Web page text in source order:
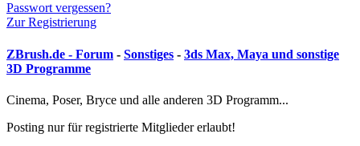
Passwort vergessen?
Zur Registrierung
ZBrush.de - Forum - Sonstiges - 3ds Max, Maya und sonstige
3D Programme
Cinema, Poser, Bryce und alle anderen 3D Programm...
Posting nur für registrierte Mitglieder erlaubt!